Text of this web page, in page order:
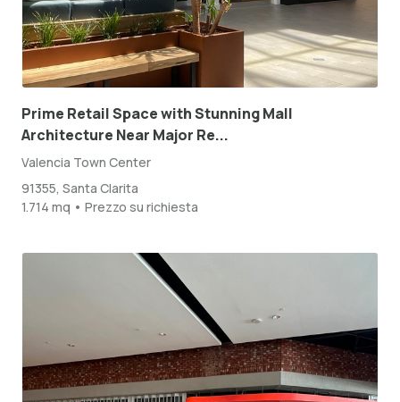
Prime Retail Space with Stunning Mall
Architecture Near Major Re...
Valencia Town Center
91355, Santa Clarita
1.714 mq • Prezzo su richiesta